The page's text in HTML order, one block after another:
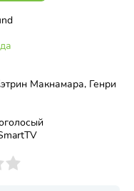
Макнамара, Генри